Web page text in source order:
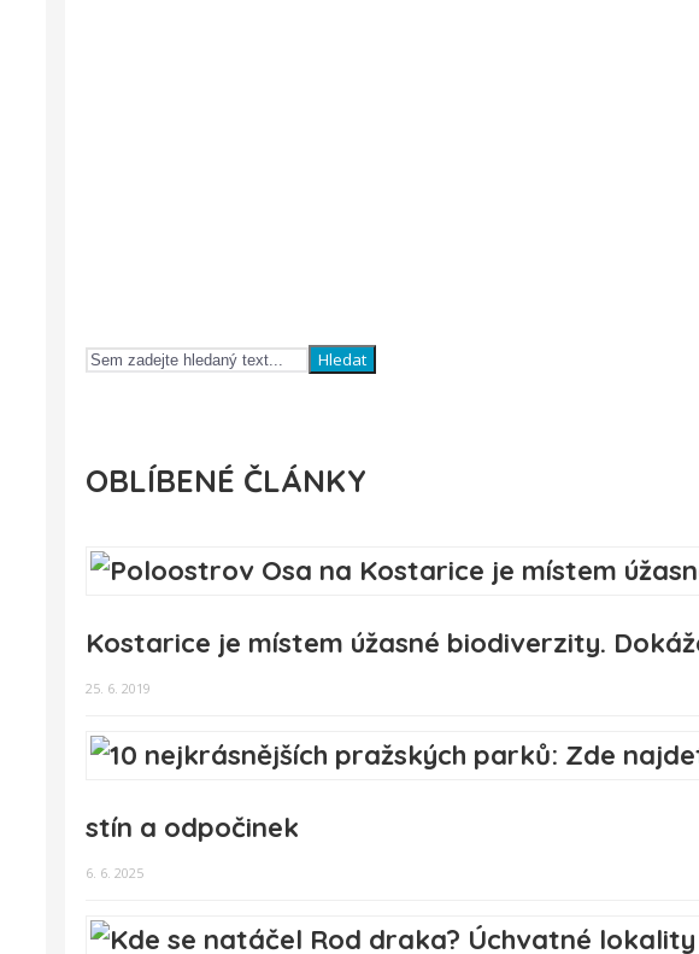
Hledat
OBLÍBENÉ ČLÁNKY
Kostarice je místem úžasné biodiverzity.
25. 6. 2019
stín a odpočinek
6. 6. 2025